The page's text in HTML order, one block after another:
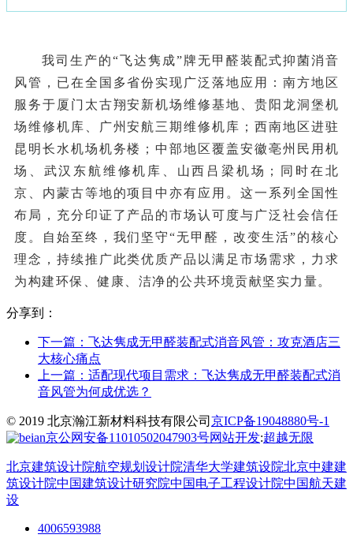
我司生产的“飞达隽成”牌无甲醛装配式抑菌消音
风管，已在全国多省份实现广泛落地应用：南方地区
服务于厦门太古翔安新机场维修基地、贵阳龙洞堡机
场维修机库、广州安航三期维修机库；西南地区进驻
昆明长水机场机务楼；中部地区覆盖安徽亳州民用机
场、武汉东航维修机库、山西吕梁机场；同时在北
京、内蒙古等地的项目中亦有应用。这一系列全国性
布局，充分印证了产品的市场认可度与广泛社会信任
度。自始至终，我们坚守“无甲醛，改变生活”的核心
理念，持续推广此类优质产品以满足市场需求，力求
为构建环保、健康、洁净的公共环境贡献坚实力量。
分享到：
下一篇： 飞达隽成无甲醛装配式消音风管：攻克酒店三
大核心痛点
上一篇： 适配现代项目需求：飞达隽成无甲醛装配式消
音风管为何成优选？
© 2019 北京瀚江新材料科技有限公司 京ICP备19048880号-1
京公网安备11010502047903号网站开发:超越无限
北京建筑设计院航空规划设计院清华大学建筑设院北京中建建
筑设计院中国建筑设计研究院中国电子工程设计院中国航天建
设
4006593988